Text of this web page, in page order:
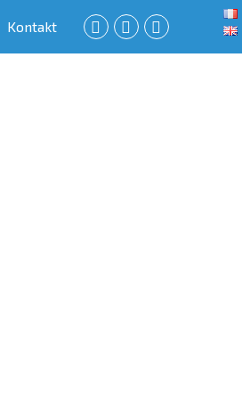
Kontakt